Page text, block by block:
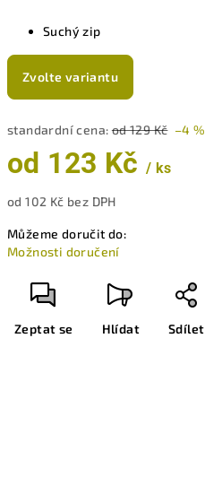
Suchý zip
Zvolte variantu
standardní cena: od 129 Kč –4 %
od 123 Kč / ks
od102 Kč bez DPH
cena:
Můžeme doručit do:
Možnosti doručení
Zeptat se Hlídat Sdílet